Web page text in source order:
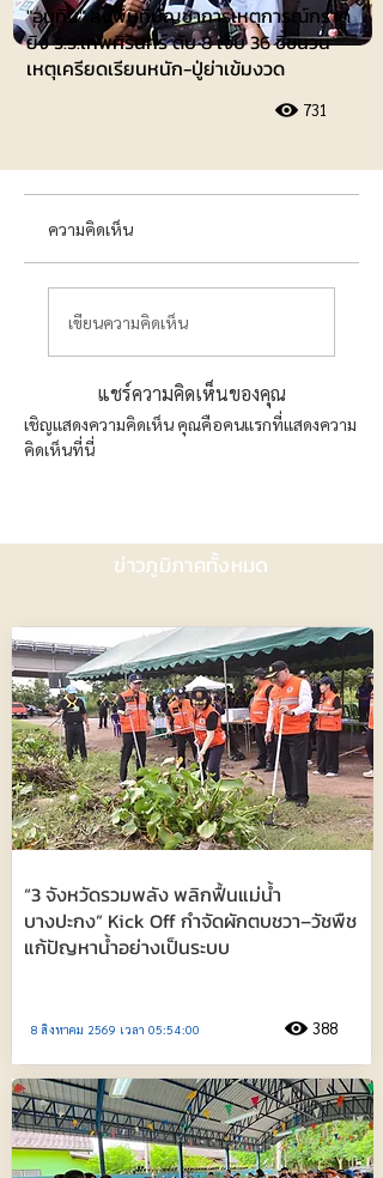
"อนุทิน" ลงพื้นที่บัญชาการเหตุการณ์กราด
ยิง ร.ร.เทพศิรินทร์ ดับ 8 เจ็บ 36 ชี้ชนวน
เหตุเครียดเรียนหนัก-ปู่ย่าเข้มงวด
731
ความคิดเห็น
เขียนความคิดเห็น
แชร์ความคิดเห็นของคุณ
เชิญแสดงความคิดเห็น คุณคือคนแรกที่แสดงความ
คิดเห็นที่นี่
ข่าวภูมิภาคทั้งหมด
“3 จังหวัดรวมพลัง พลิกฟื้นแม่น้ำ
บางปะกง” Kick Off กำจัดผักตบชวา–วัชพืช
แก้ปัญหาน้ำอย่างเป็นระบบ
8 สิงหาคม 2569 เวลา 05:54:00 388